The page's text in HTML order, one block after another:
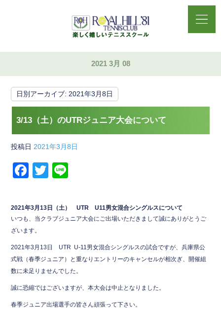
2021 3月 08
日別アーカイブ: 2021年3月8日
3/13（土）のUTRジュニア大会について
投稿日 2021年3月8日
F
c
e
b
o
o
k
T
tt
er
e
2021年3月13日（土） UTR U11男女混合シングルスについて
いつも、当クラブジュニア大会にご出場いただきまして誠にありがとうご
ざいます。
2021年3月13日 UTR U-11男女混合シングルスの試合ですが、兵庫県公
式戦（春季ジュニア）と重なりエントリーのキャンセルが相次ぎ、開催組
数に未足りませんでした。
誠に恐縮ではございますが、本大会は中止となりました。
春季ジュニア出場選手の皆さん頑張って下さい。